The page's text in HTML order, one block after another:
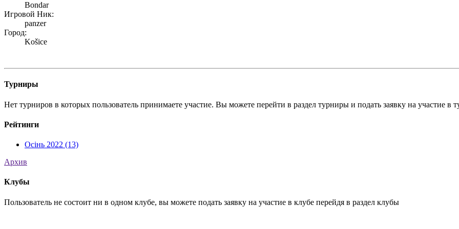
Bondar
Игровой Ник:
panzer
Город:
Košice
Турниры
Нет турниров в которых пользователь принимаете участие. Вы можете перейти в раздел турниры и подать заявку на участие в
Рейтинги
Осінь 2022 (13)
Архив
Клубы
Пользователь не состоит ни в одном клубе, вы можете подать заявку на участие в клубе перейдя в раздел клубы